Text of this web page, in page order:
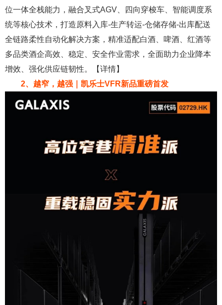
位一体全栈能力 ，融合叉式AGV、四向穿梭车、智能调度系
统等核心技术，打造原料入库-生产转运-仓储存储-出库配送
全链路柔性自动化解决方案 ，精准适配白酒、啤酒、红酒等
多品类酒企高效、稳定、安全作业需求，全面助力企业降本
增效、强化供应链韧性。【详情】
2、越窄，越强｜凯乐士VFR新品重磅首发